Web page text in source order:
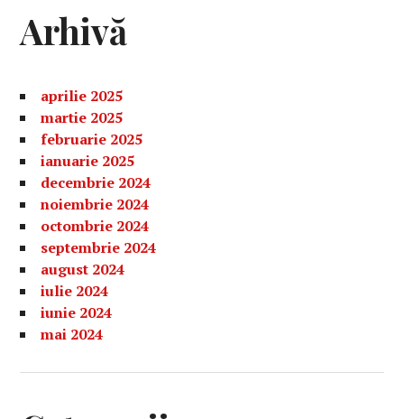
Arhivă
aprilie 2025
martie 2025
februarie 2025
ianuarie 2025
decembrie 2024
noiembrie 2024
octombrie 2024
septembrie 2024
august 2024
iulie 2024
iunie 2024
mai 2024